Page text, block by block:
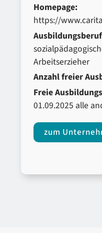
Homepage:
https://
Arbeitserzieher
Anzahl freier
Freie
01.09.2025 alle
zum